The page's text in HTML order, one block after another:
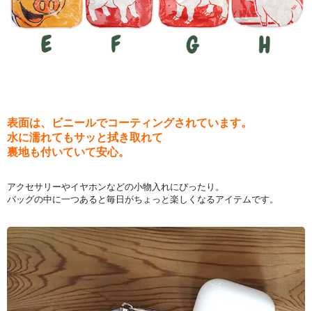
表面は、ビニールでコーティングされています。
水に濡れてもサッと拭き取れて
裏地も付いていて安心。
アクセサリーやイヤホンなどの小物入れにぴったり。
バッグの中に一つあると毎日がちょっと楽しくなるアイテムです。